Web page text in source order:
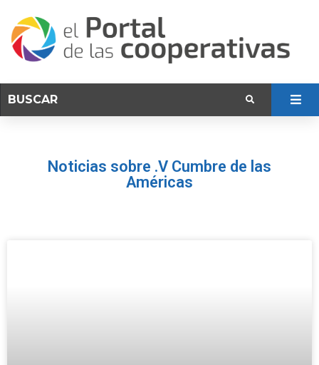
Noticias sobre .V Cumbre de las
Américas